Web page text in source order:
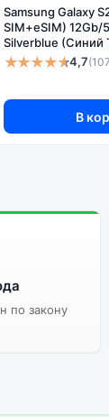
Не
Samsung Galaxy
SIM+eSIM) 12Gb/
Silverblue (Синий
★★★★★4,7
В
по закону